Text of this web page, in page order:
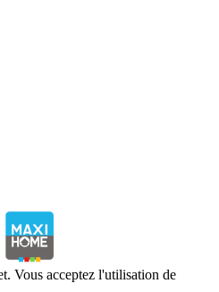
Vous acceptez l'utilisation de